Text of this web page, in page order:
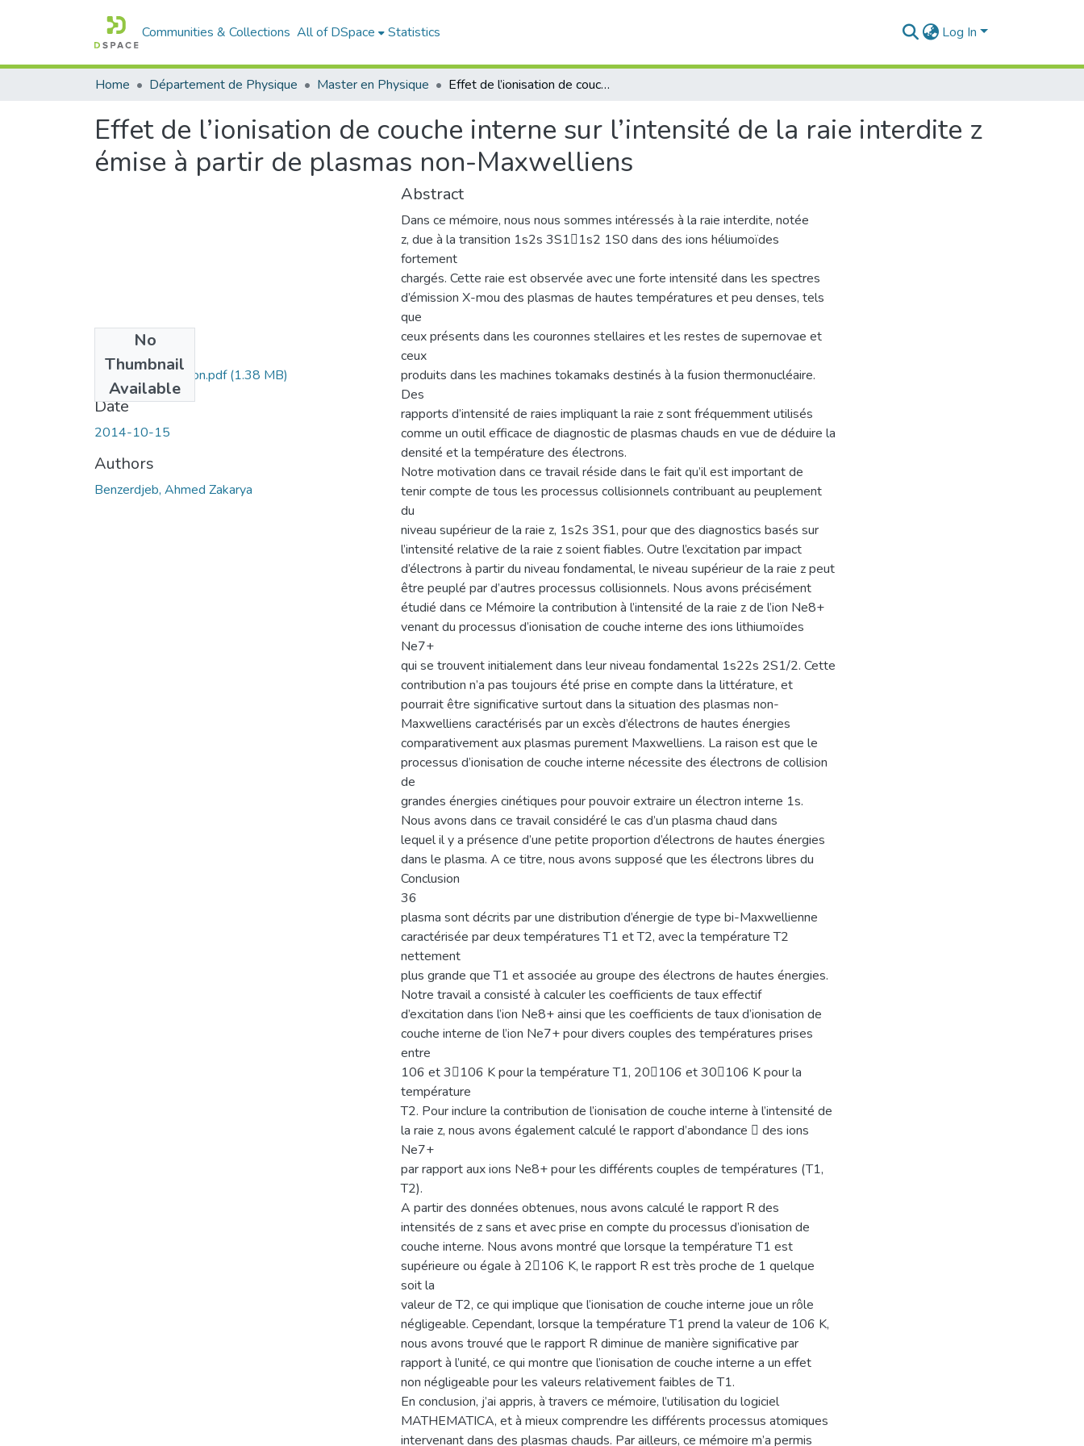
Communities & Collections All of DSpace Statistics Log In
Home Département de Physique Master en Physique Effet de l’ionisation de couche interne sur l’intensité de la raie interdite z émise à partir de plasmas non-Maxwelliens
Effet de l’ionisation de couche interne sur l’intensité de la raie interdite z
émise à partir de plasmas non-Maxwelliens
No
Thumbnail
Available
Effet-de-l’ionisation.pdf(1.38 MB)
Date
2014-10-15
Authors
Benzerdjeb, Ahmed Zakarya
Abstract
Dans ce mémoire, nous nous sommes intéressés à la raie interdite, notée
z, due à la transition 1s2s 3S11s2 1S0 dans des ions héliumoïdes
fortement
chargés. Cette raie est observée avec une forte intensité dans les spectres
d’émission X-mou des plasmas de hautes températures et peu denses, tels
que
ceux présents dans les couronnes stellaires et les restes de supernovae et
ceux
produits dans les machines tokamaks destinés à la fusion thermonucléaire.
Des
rapports d’intensité de raies impliquant la raie z sont fréquemment utilisés
comme un outil efficace de diagnostic de plasmas chauds en vue de déduire la
densité et la température des électrons.
Notre motivation dans ce travail réside dans le fait qu’il est important de
tenir compte de tous les processus collisionnels contribuant au peuplement
du
niveau supérieur de la raie z, 1s2s 3S1, pour que des diagnostics basés sur
l’intensité relative de la raie z soient fiables. Outre l’excitation par impact
d’électrons à partir du niveau fondamental, le niveau supérieur de la raie z peut
être peuplé par d’autres processus collisionnels. Nous avons précisément
étudié dans ce Mémoire la contribution à l’intensité de la raie z de l’ion Ne8+
venant du processus d’ionisation de couche interne des ions lithiumoïdes
Ne7+
qui se trouvent initialement dans leur niveau fondamental 1s22s 2S1/2. Cette
contribution n’a pas toujours été prise en compte dans la littérature, et
pourrait être significative surtout dans la situation des plasmas non-
Maxwelliens caractérisés par un excès d’électrons de hautes énergies
comparativement aux plasmas purement Maxwelliens. La raison est que le
processus d’ionisation de couche interne nécessite des électrons de collision
de
grandes énergies cinétiques pour pouvoir extraire un électron interne 1s.
Nous avons dans ce travail considéré le cas d’un plasma chaud dans
lequel il y a présence d’une petite proportion d’électrons de hautes énergies
dans le plasma. A ce titre, nous avons supposé que les électrons libres du
Conclusion
36
plasma sont décrits par une distribution d’énergie de type bi-Maxwellienne
caractérisée par deux températures T1 et T2, avec la température T2
nettement
plus grande que T1 et associée au groupe des électrons de hautes énergies.
Notre travail a consisté à calculer les coefficients de taux effectif
d’excitation dans l’ion Ne8+ ainsi que les coefficients de taux d’ionisation de
couche interne de l’ion Ne7+ pour divers couples des températures prises
entre
106 et 3106 K pour la température T1, 20106 et 30106 K pour la
température
T2. Pour inclure la contribution de l’ionisation de couche interne à l’intensité de
la raie z, nous avons également calculé le rapport d’abondance  des ions
Ne7+
par rapport aux ions Ne8+ pour les différents couples de températures (T1,
T2).
A partir des données obtenues, nous avons calculé le rapport R des
intensités de z sans et avec prise en compte du processus d’ionisation de
couche interne. Nous avons montré que lorsque la température T1 est
supérieure ou égale à 2106 K, le rapport R est très proche de 1 quelque
soit la
valeur de T2, ce qui implique que l’ionisation de couche interne joue un rôle
négligeable. Cependant, lorsque la température T1 prend la valeur de 106 K,
nous avons trouvé que le rapport R diminue de manière significative par
rapport à l’unité, ce qui montre que l’ionisation de couche interne a un effet
non négligeable pour les valeurs relativement faibles de T1.
En conclusion, j’ai appris, à travers ce mémoire, l’utilisation du logiciel
MATHEMATICA, et à mieux comprendre les différents processus atomiques
intervenant dans des plasmas chauds. Par ailleurs, ce mémoire m’a permis